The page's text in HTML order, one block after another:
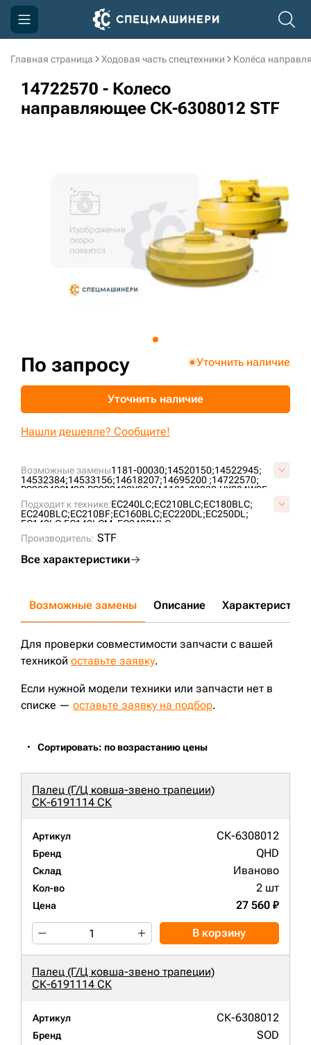
Главная страница Ходовая часть спецтехники Колёса
14722570 - Колесо
направляющее СК-6308012 STF
Возможные замены1181-00030;14520150;14522945;
14532384;14533156;14618207;14695200 ;14722570;
PS922400M00;PS922400Y00;SA1181-00030;UX084W0E;
VOE14532384;
VOE14533156; VOE14618207; VP792204;
Подходит к технике:EC240LC;EC210BLC;EC180BLC;
EC240BLC;EC210BF;EC160BLC;EC220DL;EC250DL;
EC140LC;EC140LCM ;EC240BNLC;
Производитель: STF
Все характеристики
По запросу Уточнить наличие
Уточнить наличие
Нашли дешевле? Сообщите!
Возможные замены Описание Характеристики
Для проверки совместимости запчасти с вашей
техникой оставьте заявку.
Если нужной модели техники или запчасти нет в
списке — оставьте заявку на подбор.
Сортировать: по возрастанию цены
Палец (Г/Ц ковша-звено трапеции)
СК-6191114 СК
Артикул СК-6308012
Бренд QHD
Склад Иваново
Кол-во 2 шт
Цена 27 560 ₽
В корзину
Палец (Г/Ц ковша-звено трапеции)
СК-6191114 СК
Артикул СК-6308012
Бренд SOD
Компания
Акции
3D тур по производству
3D тур по складам
sksale@skdst.ru